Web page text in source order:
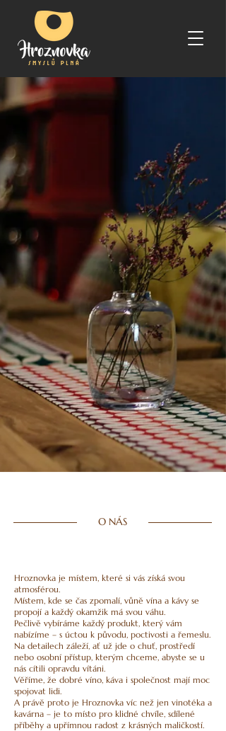
O NÁS
Hroznovka je místem, které si vás získá svou
atmosférou.
Místem, kde se čas zpomalí, vůně vína a kávy se
propojí a každý okamžik má svou váhu.
Pečlivě vybíráme každý produkt, který vám
nabízíme – s úctou k původu, poctivosti a řemeslu.
Na detailech záleží, ať už jde o chuť, prostředí
nebo osobní přístup, kterým chceme, abyste se u
nás cítili opravdu vítáni.
Věříme, že dobré víno, káva i společnost mají moc
spojovat lidi.
A právě proto je Hroznovka víc než jen vinotéka a
kavárna – je to místo pro klidné chvíle, sdílené
příběhy a upřímnou radost z krásných maličkostí.